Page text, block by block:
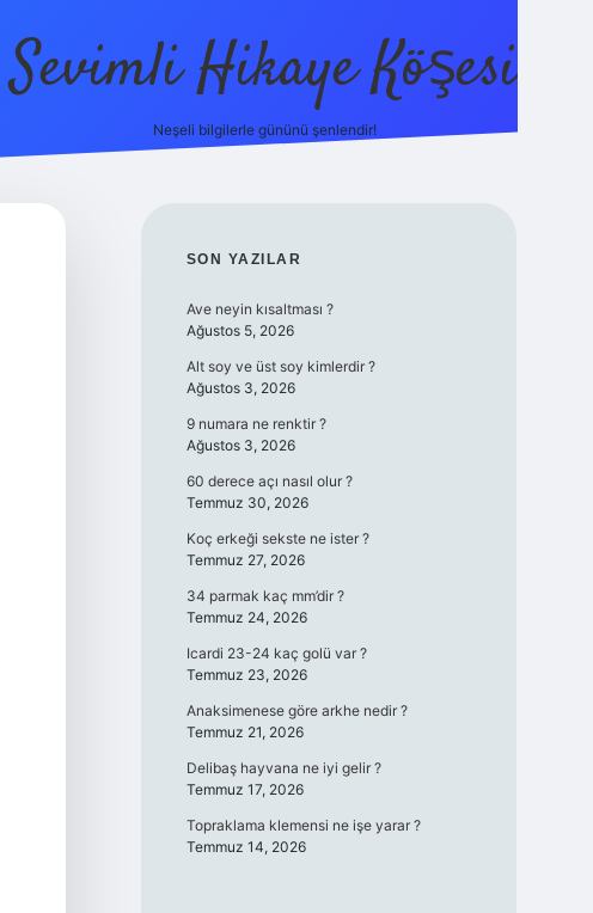
Sevimli Hikaye Köşesi
Neşeli bilgilerle gününü şenlendir!
SIDEBAR
SON YAZILAR
Ave neyin kısaltması ?
Ağustos 5, 2026
Alt soy ve üst soy kimlerdir ?
Ağustos 3, 2026
9 numara ne renktir ?
Ağustos 3, 2026
60 derece açı nasıl olur ?
Temmuz 30, 2026
Koç erkeği sekste ne ister ?
Temmuz 27, 2026
34 parmak kaç mm’dir ?
Temmuz 24, 2026
Icardi 23-24 kaç golü var ?
Temmuz 23, 2026
Anaksimenese göre arkhe nedir ?
Temmuz 21, 2026
Delibaş hayvana ne iyi gelir ?
Temmuz 17, 2026
Topraklama klemensi ne işe yarar ?
Temmuz 14, 2026